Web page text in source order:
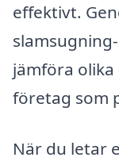
effektivt.
jämföra
företag som
När du letar